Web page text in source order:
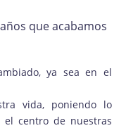
que acabamos
ya sea en el
vida, poniendo lo
centro de nuestras